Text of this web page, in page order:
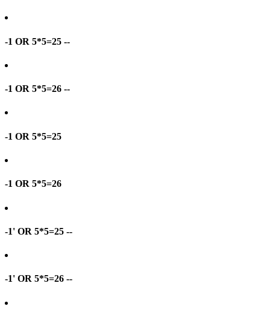
-1 OR 5*5=25 --
-1 OR 5*5=26 --
-1 OR 5*5=25
-1 OR 5*5=26
-1' OR 5*5=25 --
-1' OR 5*5=26 --